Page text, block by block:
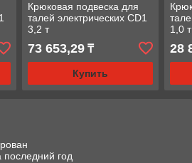
Крюковая подвеска для
талей электрических CD1
3,2 т
73 653,29₸
Купить
1,0 т
28
последний год